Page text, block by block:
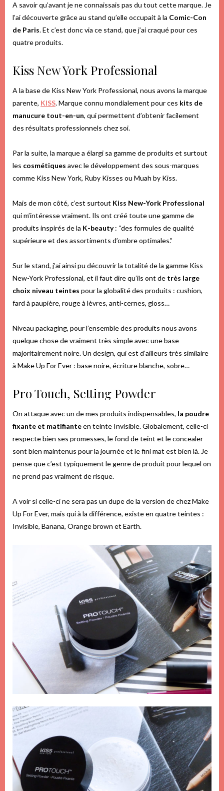
A savoir qu’avant je ne connaissais pas du tout cette marque. Je
l’ai découverte grâce au stand qu’elle occupait à la Comic-Con
de Paris. Et c’est donc via ce stand, que j’ai craqué pour ces
quatre produits.
Kiss New York Professional
A la base de Kiss New York Professional, nous avons la marque
parente, KISS. Marque connu mondialement pour ces kits de
manucure tout-en-un, qui permettent d’obtenir facilement
des résultats professionnels chez soi.
Par la suite, la marque a élargi sa gamme de produits et surtout
les cosmétiques avec le développement des sous-marques
comme Kiss New York, Ruby Kisses ou Muah by Kiss.
Mais de mon côté, c’est surtout Kiss New-York Professional
qui m’intéresse vraiment. Ils ont créé toute une gamme de
produits inspirés de la K-beauty: “des formules de qualité
supérieure et des assortiments d’ombre optimales.”
Sur le stand, j’ai ainsi pu découvrir la totalité de la gamme Kiss
New-York Professional, et il faut dire qu’ils ont de très large
choix niveau teintes pour la globalité des produits : cushion,
fard à paupière, rouge à lèvres, anti-cernes, gloss…
Niveau packaging, pour l’ensemble des produits nous avons
quelque chose de vraiment très simple avec une base
majoritairement noire. Un design, qui est d’ailleurs très similaire
à Make Up For Ever : base noire, écriture blanche, sobre…
Pro Touch, Setting Powder
On attaque avec un de mes produits indispensables, la poudre
fixante et matifianteen teinte Invisible. Globalement, celle-ci
respecte bien ses promesses, le fond de teint et le concealer
sont bien maintenus pour la journée et le fini mat est bien là. Je
pense que c’est typiquement le genre de produit pour lequel on
ne prend pas vraiment de risque.
A voir si celle-ci ne sera pas un dupe de la version de chez Make
Up For Ever, mais qui à la différence, existe en quatre teintes :
Invisible, Banana, Orange brown et Earth.